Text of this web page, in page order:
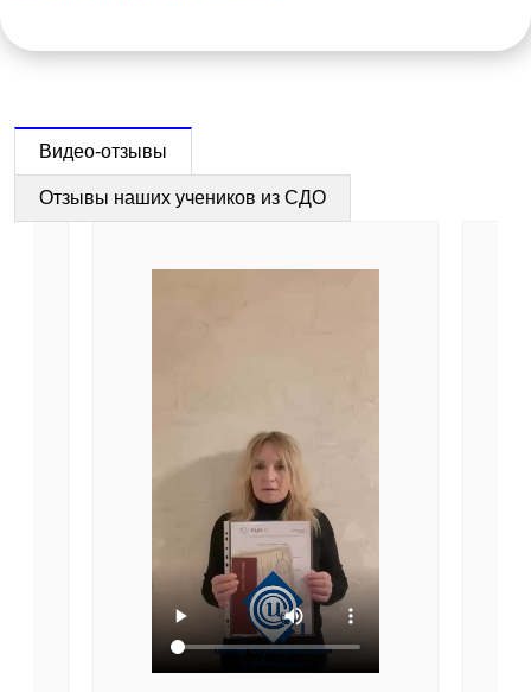
Видео-отзывы
Отзывы наших учеников из СДО